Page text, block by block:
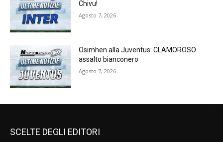
Chivu!
Agosto 7, 2026
Osimhen alla Juventus: CLAMOROSO
assalto bianconero
Agosto 7, 2026
SCELTE DEGLI EDITORI